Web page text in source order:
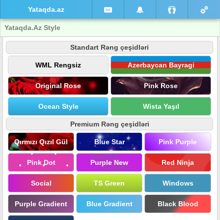
Yataqda.az
Yataqda.Az Style
Standart Rəng çeşidləri
WML Rengsiz Azerbaycan Bayragi
Original Rose Pink Rose
Ocean Style Wista Yaşıl
Premium Rəng çeşidləri
Qırmızı Qızıl Gül Blue Star Pink Purple
Pink Dot Purple New Red Ninja
Social TS Green Windows
Purple Gradient Blue Gradient Black Blood